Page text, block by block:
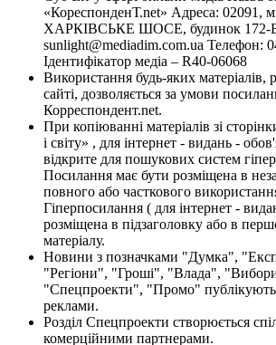
«КореспонденТ.net» Адреса: 02091,
ХАРКІВСЬКЕ ШОСЕ, будинок 172-Б,
sunlight@mediadim.com.ua Телефон:
Ідентифікатор медіа – R40-06068
Використання будь-яких матеріалів,
сайті, дозволяється за умови
Корреспондент.net.
При копіюванні матеріалів зі
і світу» , для інтернет - видань -
відкрите для пошукових систем
Посилання має бути розміщена в
повного або часткового
Гіперпосилання ( для інтернет -
розміщена в підзаголовку або в
матеріалу.
Новини з позначками "Думка",
"Регіони", "Гроші", "Влада",
"Спецпроекти", "Промо"
реклами.
Розділ Спецпроекти створюється
комерційними партнерами.